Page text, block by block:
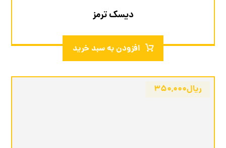
دیسک ترمز
افزودن به سبد خرید
ریال۳۵۰,۰۰۰